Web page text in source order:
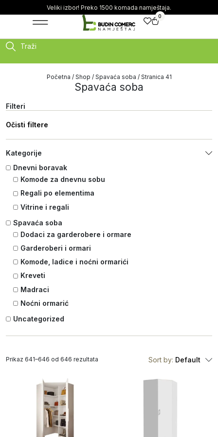
Veliki izbor! Preko 1500 komada namještaja.
0
Traži
Početna / Shop / Spavaća soba / Stranica 41
Spavaća soba
Filteri
Očisti filtere
Kategorije
Dnevni boravak
Komode za dnevnu sobu
Regali po elementima
Vitrine i regali
Spavaća soba
Dodaci za garderobere i ormare
Garderoberi i ormari
Komode, ladice i noćni ormarići
Kreveti
Madraci
Noćni ormarić
Uncategorized
Sort by: Default
Prikaz 641–646 od 646 rezultata